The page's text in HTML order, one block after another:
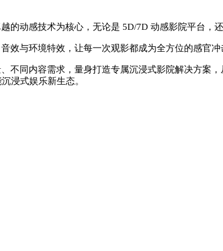
的动感技术为核心，无论是 5D/7D 动感影院平台，
与环境特效，让每一次观影都成为全方位的感官
同内容需求，量身打造专属沉浸式影院解决方案
浸式娱乐新生态。